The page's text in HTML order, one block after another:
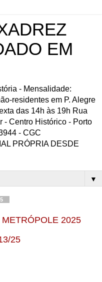
EM
- Mensalidade:
residentes em P. Alegre
das 14h às 19h Rua
- Centro Histórico - Porto
- CGC
PRÓPRIA DESDE
▼
2025
25